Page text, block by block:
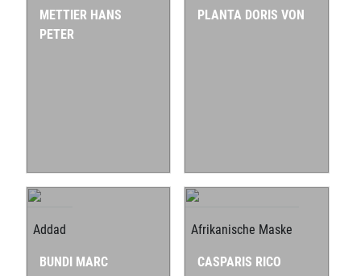
METTIER HANS
PETER
PLANTA DORIS VON
Addad
BUNDI MARC
Afrikanische Maske
CASPARIS RICO